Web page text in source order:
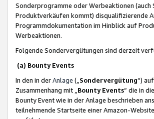
Sonderprogramme oder Werbeaktionen
Produktverkäufen kommt) disqualifizierende
Programmdokumentation im Hinblick auf
Werbeaktionen.
Folgende Sondervergütungen sind derzeit
(a) Bounty Events
In den in derAnlage („ Sondervergütung“)
Zusammenhang mit „ Bounty Events“ die in
Bounty Event wie in der Anlage beschrieben
teilnehmende Startseite einer Amazon-